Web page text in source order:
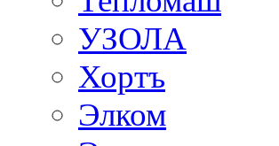
УЗОЛА
Хортъ
Элком